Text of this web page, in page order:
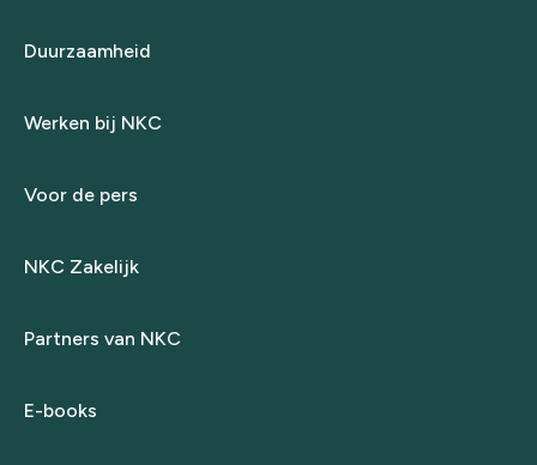
Duurzaamheid
Werken bij NKC
Voor de pers
NKC Zakelijk
Partners van NKC
E-books